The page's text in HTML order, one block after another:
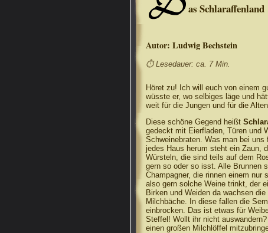
as Schlaraffenland
Autor: Ludwig Bechstein
⏱ Lesedauer: ca. 7 Min.
Höret zu! Ich will euch von einem
wüsste er, wo selbiges läge und
weit für die Jungen und für die
Diese schöne Gegend heißt
gedeckt mit Eierfladen, Türen und
Schweinebraten. Was man bei
jedes Haus herum steht ein Zaun,
Würsteln, die sind teils auf dem
gern so oder so isst. Alle Brunnen
Champagner, die rinnen einem nur
also gern solche Weine trinkt, der
Birken und Weiden da wachsen
Milchbäche. In diese fallen die
einbrocken. Das ist etwas für
Steffel! Wollt ihr nicht
einen großen Milchlöffel